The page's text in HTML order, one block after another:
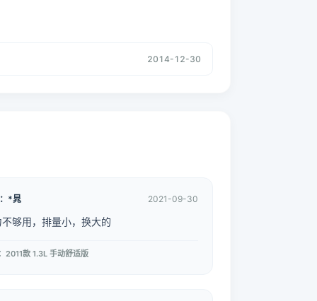
2014-12-30
*晁 2021-09-30
不够用，排量小，换大的
2011款 1.3L 手动舒适版